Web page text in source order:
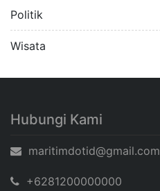
Politik
Wisata
Hubungi Kami
maritimdotid@gmail.com
+6281200000000